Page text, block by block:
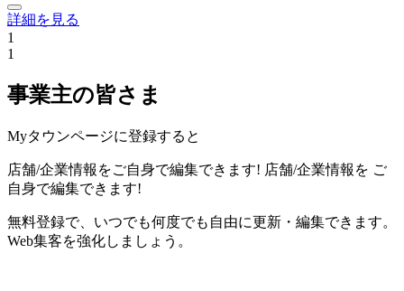
詳細を見る
1
1
事業主の皆さま
Myタウンページに登録すると
店舗/企業情報をご自身で編集できます! 店舗/企業情報を ご
自身で編集できます!
無料登録で、いつでも何度でも自由に更新・編集できます。
Web集客を強化しましょう。